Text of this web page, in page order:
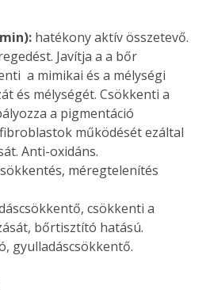
hatékony aktív összetevő.
Javítja a a bőr
a mimikai és a mélységi
és mélységét. Csökkenti a
a pigmentáció
működését ezáltal
Anti-oxidáns.
méregtelenítés
csökkenti a
bőrtisztító hatású.
gyulladáscsökkentő.